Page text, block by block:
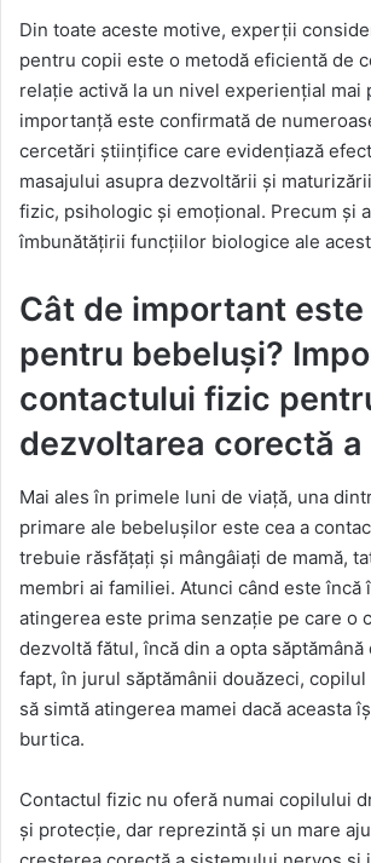
Din toate aceste motive, experții
pentru copii este o metodă eficientă de
relație activă la un nivel experiențial mai
importanță este confirmată de
cercetări științifice care evidențiază
masajului asupra dezvoltării și
fizic, psihologic și emoțional. Precum și
îmbunătățirii funcțiilor biologice ale
Cât de important este
pentru bebeluși?
contactului fizic
dezvoltarea corectă
Mai ales în primele luni de viață, una
primare ale bebelușilor este cea a
trebuie răsfățați și mângâiați de mamă,
membri ai familiei. Atunci când este încă
atingerea este prima senzație pe care o
dezvoltă fătul, încă din a opta săptămână
fapt, în jurul săptămânii douăzeci,
să simtă atingerea mamei dacă aceasta
burtica.
Contactul fizic nu oferă numai copilului
și protecție, dar reprezintă și un mare